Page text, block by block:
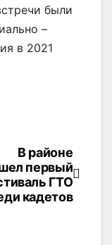
были
–
в 2021
В районе
первый
ГТО
кадетов